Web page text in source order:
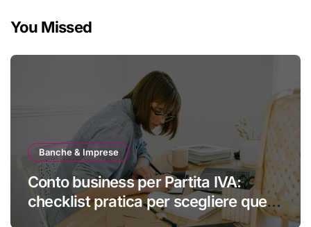
You Missed
Banche & Imprese
Conto business per Partita IVA:
checklist pratica per scegliere quello
giusto